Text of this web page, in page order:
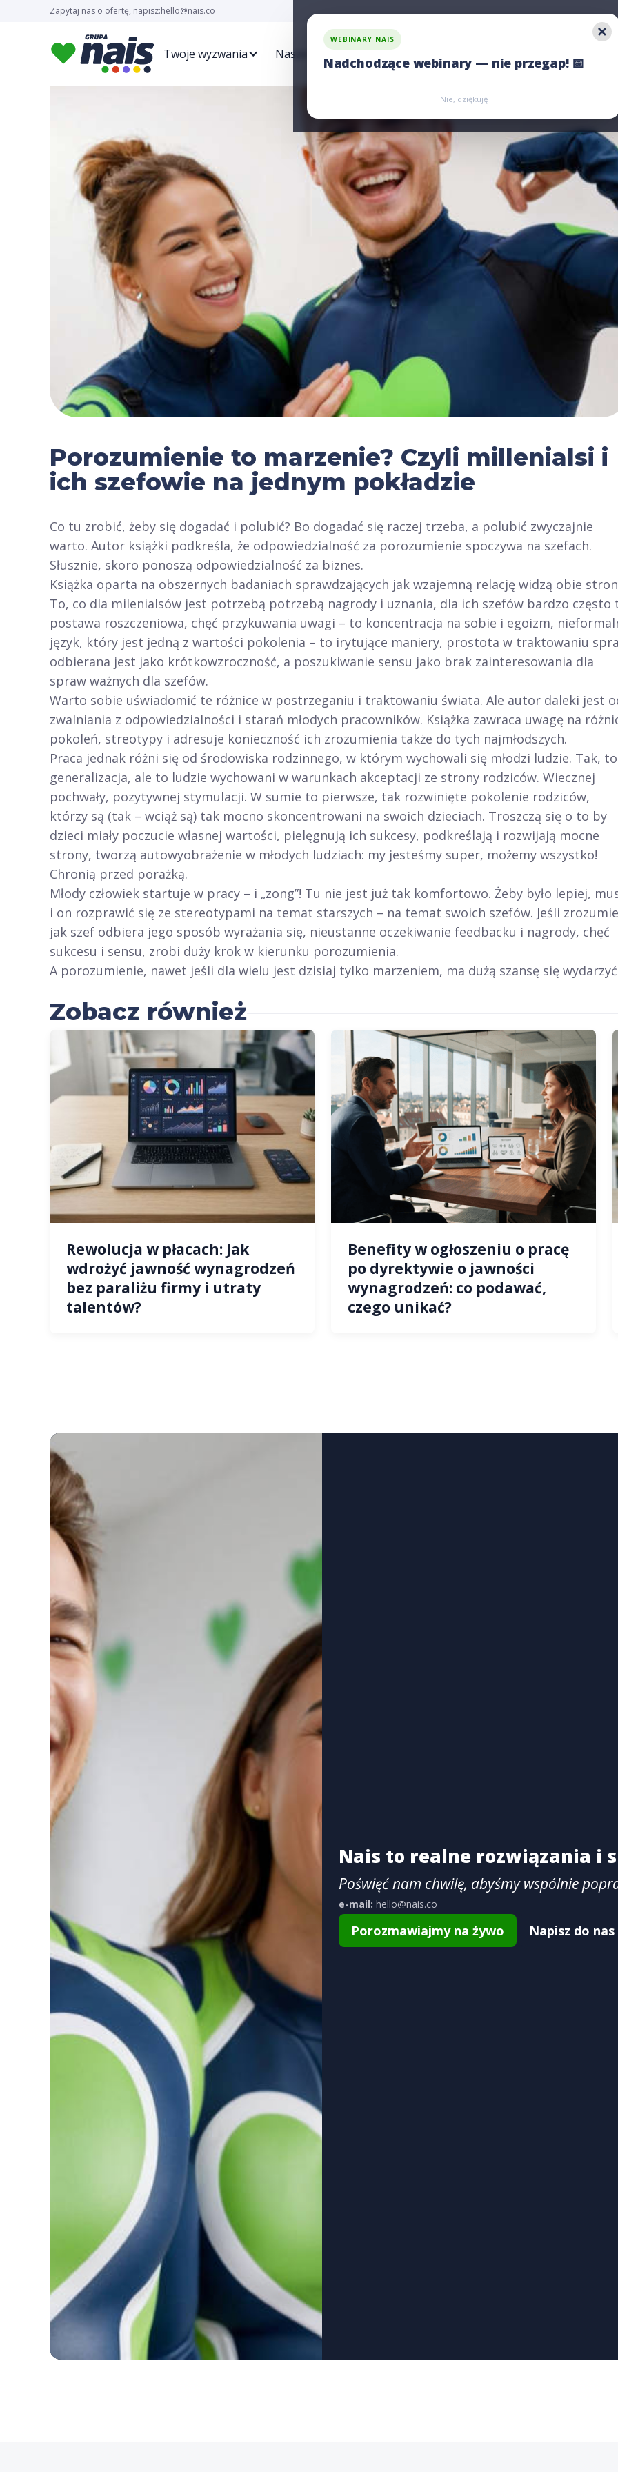
Zapytaj nas o ofertę, napisz:hello@nais.co
Twoje wyzwania Nasze rozwiązania
Porozumienie to marzenie? Czyli millenialsi i
ich szefowie na jednym pokładzie
Co tu zrobić, żeby się dogadać i polubić? Bo dogadać się raczej trzeba, a polubić zwyczajnie
warto. Autor książki podkreśla, że odpowiedzialność za porozumienie spoczywa na szefach.
Słusznie, skoro ponoszą odpowiedzialność za biznes.
Książka oparta na obszernych badaniach sprawdzających jak wzajemną relację widzą obie
To, co dla milenialsów jest potrzebą potrzebą nagrody i uznania, dla ich szefów bardzo często
postawa roszczeniowa, chęć przykuwania uwagi – to koncentracja na sobie i egoizm,
język, który jest jedną z wartości pokolenia – to irytujące maniery, prostota w traktowaniu
odbierana jest jako krótkowzroczność, a poszukiwanie sensu jako brak zainteresowania dla
spraw ważnych dla szefów.
Warto sobie uświadomić te różnice w postrzeganiu i traktowaniu świata. Ale autor daleki jest
zwalniania z odpowiedzialności i starań młodych pracowników. Książka zawraca uwagę na
pokoleń, streotypy i adresuje konieczność ich zrozumienia także do tych najmłodszych.
Praca jednak różni się od środowiska rodzinnego, w którym wychowali się młodzi ludzie. Tak, to
generalizacja, ale to ludzie wychowani w warunkach akceptacji ze strony rodziców. Wiecznej
pochwały, pozytywnej stymulacji. W sumie to pierwsze, tak rozwinięte pokolenie rodziców,
którzy są (tak – wciąż są) tak mocno skoncentrowani na swoich dzieciach. Troszczą się o to by
dzieci miały poczucie własnej wartości, pielęgnują ich sukcesy, podkreślają i rozwijają mocne
strony, tworzą autowyobrażenie w młodych ludziach: my jesteśmy super, możemy wszystko!
Chronią przed porażką.
Młody człowiek startuje w pracy – i „zong”! Tu nie jest już tak komfortowo. Żeby było lepiej,
i on rozprawić się ze stereotypami na temat starszych – na temat swoich szefów. Jeśli zrozumie
jak szef odbiera jego sposób wyrażania się, nieustanne oczekiwanie feedbacku i nagrody, chęć
sukcesu i sensu, zrobi duży krok w kierunku porozumienia.
A porozumienie, nawet jeśli dla wielu jest dzisiaj tylko marzeniem, ma dużą szansę się
Zobacz również
Rewolucja w płacach: Jak
wdrożyć jawność wynagrodzeń
bez paraliżu firmy i utraty
talentów?
Benefity w ogłoszeniu o pracę
po dyrektywie o jawności
wynagrodzeń: co podawać,
czego unikać?
Nais to realne rozwiązania i
Poświęć nam chwilę, abyśmy wspólnie
e-mail: hello@nais.co
Porozmawiajmy na żywo Napisz do nas
WEBINARY NAIS
Nadchodzące webinary — nie przegap! 📅
Zarejestruj się
Zarejestruj się
Nie, dziękuję